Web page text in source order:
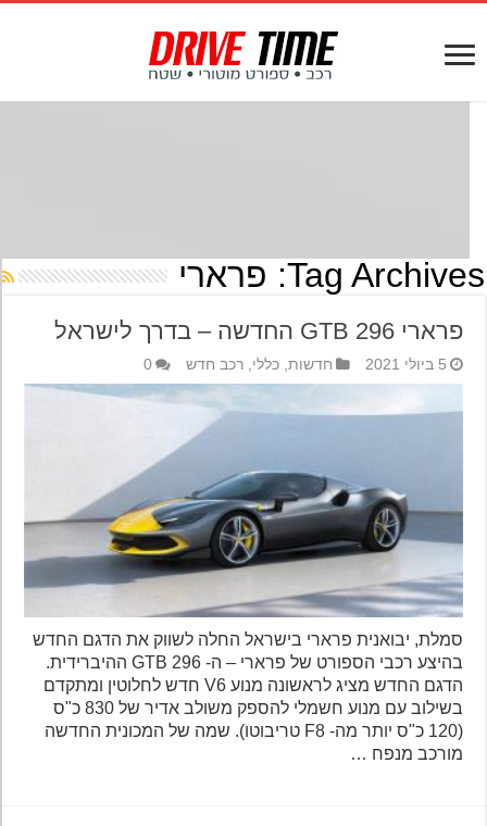
Tag פרארי
פרארי 296 GTB החדשה – בדרך לישראל
5 ביולי 2021 חדשות,כללי,רכב חדש 0
סמלת, יבואנית פרארי בישראל החלה לשווק את הדגם החדש
בהיצע רכבי הספורט של פרארי – ה- 296 GTB ההיברידית.
הדגם החדש מציג לראשונה מנוע V6 חדש לחלוטין ומתקדם
בשילוב עם מנוע חשמלי להספק משולב אדיר של 830 כ"ס
(120 כ"ס יותר מה- F8 טריבוטו). שמה של המכונית החדשה
מורכב מנפח …